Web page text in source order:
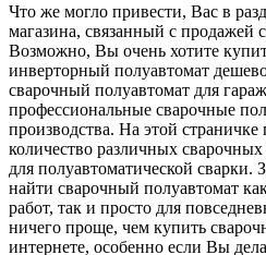
Что же могло привести, Вас в
магазина, связанный с продажей
Возможно, Вы очень хотите
инверторный полуавтомат
сварочный полуавтомат для
профессиональные сварочные
производства. На этой страничке
количество различных сварочных
для полуавтоматической сварки.
найти сварочный полуавтомат
работ, так и просто для
ничего проще, чем купить
интернете, особенно если Вы